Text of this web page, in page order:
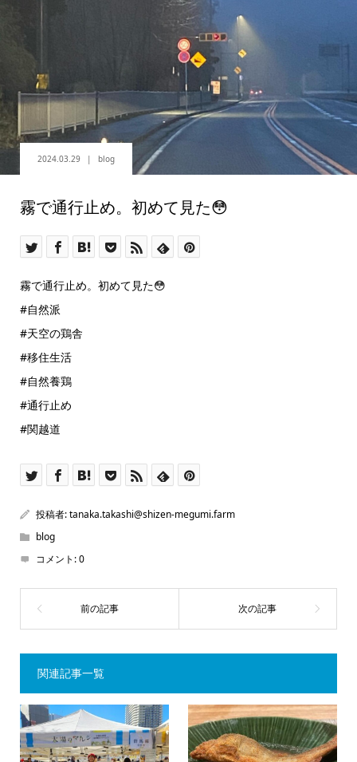
2024.03.29 blog
霧で通行止め。初めて見た😳
霧で通行止め。初めて見た😳
#自然派
#天空の鶏舎
#移住生活
#自然養鶏
#通行止め
#関越道
投稿者:tanaka.takashi@shizen-megumi.farm
blog
コメント:0
関連記事一覧